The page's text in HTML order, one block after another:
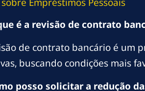
é a revisão de contrato
de contrato bancário é um
buscando condições mais
posso solicitar a redução